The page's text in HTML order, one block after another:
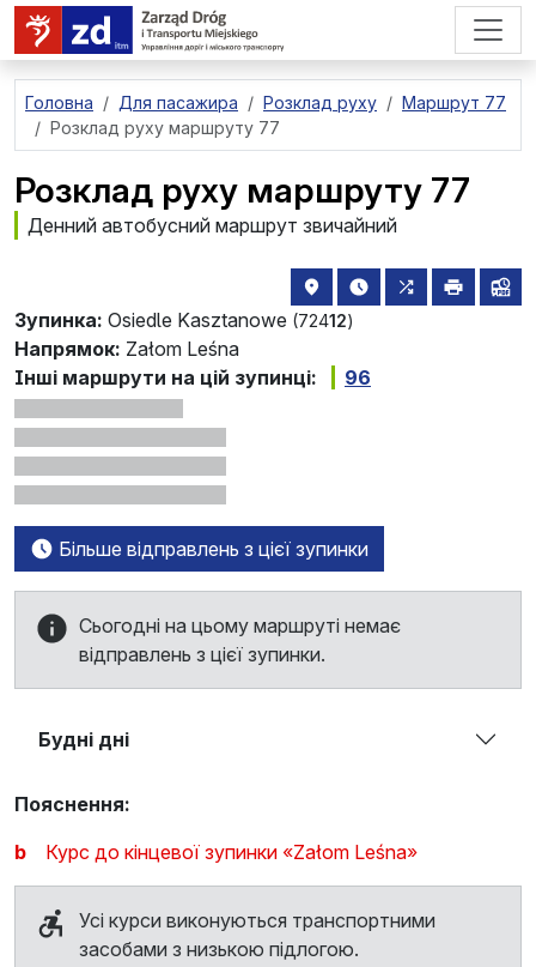
перейти до основного вмісту
Головна Для пасажира Розклад руху
Маршрут 77
Розклад руху маршруту 77
Розклад руху маршруту 77
Денний автобусний маршрут звичайний
Зупинка: Osiedle Kasztanowe (72412)
розташування зупинки на
найближчі
всі
Напрямок: Załom Leśna
Інші маршрути на цій зупинці:
96
Більше відправлень з цієї зупинки
Сьогодні на цьому маршруті немає
відправлень з цієї зупинки.
Будні дні
Пояснення:
b
Курс до кінцевої зупинки «Załom Leśna»
Усі курси виконуються транспортними
засобами з низькою підлогою.